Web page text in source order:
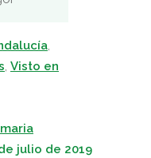
,
, Visto en
julio de 2019